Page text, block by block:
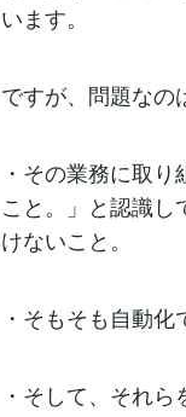
います。
ですが、問題なの
・その業務に取
こと。」と認識
けないこと。
・そもそも自動
・そして、それ